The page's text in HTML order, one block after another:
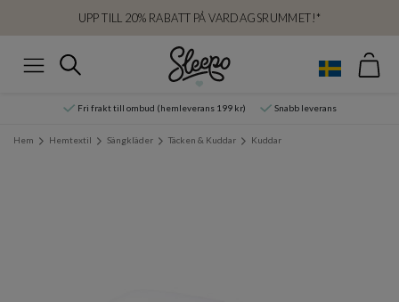
UPP TILL 20% RABATT PÅ VARDAGSRUMMET!*
Sök
Fri frakt till ombud (hemleverans 199 kr) Snabb leverans
Hem Hemtextil Sängkläder Täcken & Kuddar Kuddar